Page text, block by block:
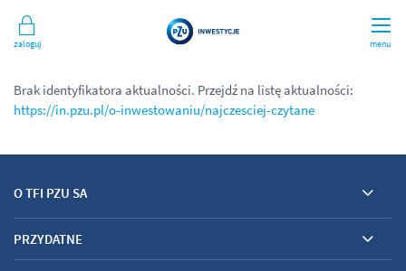
menu
Zaloguj
Brak identyfikatora aktualności. Przejdź na listę aktualności:
https://in.pzu.pl/o-inwestowaniu/najczesciej-czytane
O TFI PZU SA
PRZYDATNE